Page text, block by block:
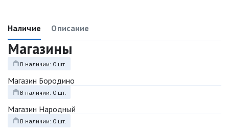
Наличие Описание
Магазины
В наличии: 0 шт.
Магазин Бородино
В наличии: 0 шт.
Магазин Народный
В наличии: 0 шт.